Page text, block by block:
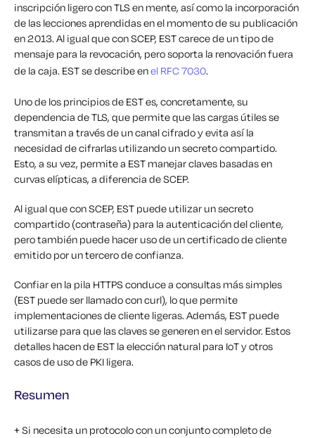
inscripción ligero con TLS en mente, así como la incorporación
de las lecciones aprendidas en el momento de su publicación
en 2013. Al igual que con SCEP, EST carece de un tipo de
mensaje para la revocación, pero soporta la renovación fuera
de la caja. EST se describe enel RFC 7030.
Uno de los principios de EST es, concretamente, su
dependencia de TLS, que permite que las cargas útiles se
transmitan a través de un canal cifrado y evita así la
necesidad de cifrarlas utilizando un secreto compartido.
Esto, a su vez, permite a EST manejar claves basadas en
curvas elípticas, a diferencia de SCEP.
Al igual que con SCEP, EST puede utilizar un secreto
compartido (contraseña) para la autenticación del cliente,
pero también puede hacer uso de un certificado de cliente
emitido por un tercero de confianza.
Confiar en la pila HTTPS conduce a consultas más simples
(EST puede ser llamado concurl), lo que permite
implementaciones de cliente ligeras. Además, EST puede
utilizarse para que las claves se generen en el servidor. Estos
detalles hacen de EST la elección natural para IoT y otros
casos de uso de PKI ligera.
Resumen
+ Si necesita un protocolo con un conjunto completo de